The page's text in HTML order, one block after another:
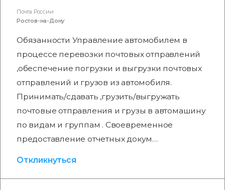
Почта России
Ростов-на-Дону
Обязанности Управление автомобилем в
процессе перевозки почтовых отправлений
,обеспечение погрузки и выгрузки почтовых
отправлений и грузов из автомобиля.
Принимать/сдавать ,грузить/выгружать
почтовые отправления и грузы в автомашину
по видам и группам . Своевременное
предоставление отчетных докум…
Откликнуться